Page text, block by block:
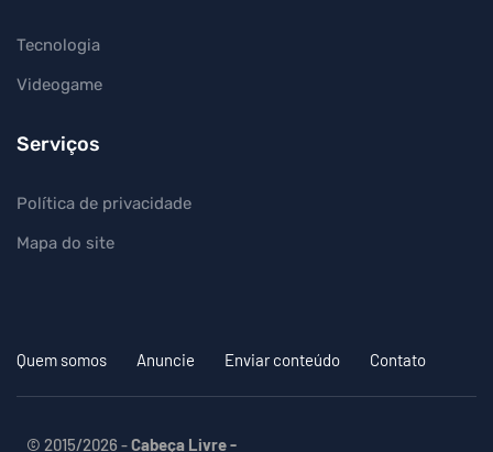
Tecnologia
Videogame
Serviços
Política de privacidade
Mapa do site
Quem somos Anuncie Enviar conteúdo Contato
© 2015/2026 -Cabeça Livre -